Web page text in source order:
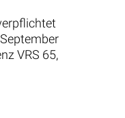
VRS 65,